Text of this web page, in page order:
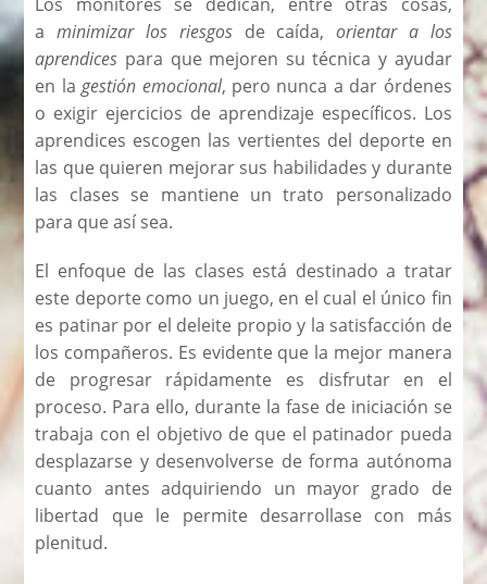
aminimizar los riesgosde caída,orientar a los
aprendices para que mejoren su técnica y ayudar
en lagestión emocional, pero nunca a dar órdenes
o exigir ejercicios de aprendizaje específicos. Los
aprendices escogen las vertientes del deporte en
las que quieren mejorar sus habilidades y durante
las clases se mantiene un trato personalizado
para que así sea.
El enfoque de las clases está destinado a tratar
este deporte como un juego, en el cual el único fin
es patinar por el deleite propio y la satisfacción de
los compañeros. Es evidente que la mejor manera
de progresar rápidamente es disfrutar en el
proceso. Para ello, durante la fase de iniciación se
trabaja con el objetivo de que el patinador pueda
desplazarse y desenvolverse de forma autónoma
cuanto antes adquiriendo un mayor grado de
libertad que le permite desarrollase con más
plenitud.